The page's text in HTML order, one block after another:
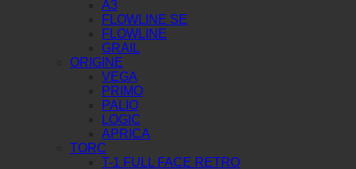
A3
FLOWLINE SE
FLOWLINE
GRAIL
ORIGINE
VEGA
PRIMO
PALIO
LOGIC
APRICA
TORC
T-1 FULL FACE RETRO